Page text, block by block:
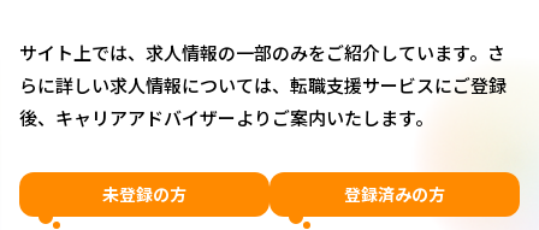
サイト上では、求人情報の一部のみをご紹介しています。さ
らに詳しい求人情報については、転職支援サービスにご登録
後、キャリアアドバイザーよりご案内いたします。
未登録の方 登録済みの方